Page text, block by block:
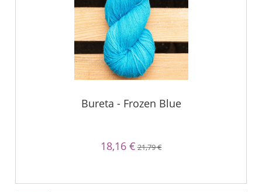
Bureta - Frozen Blue
18,16 €21,79 €